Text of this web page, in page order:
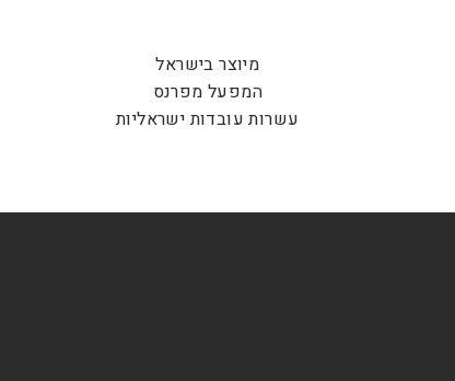
מיוצר בישראל
המפעל מפרנס
עשרות עובדות ישראליות